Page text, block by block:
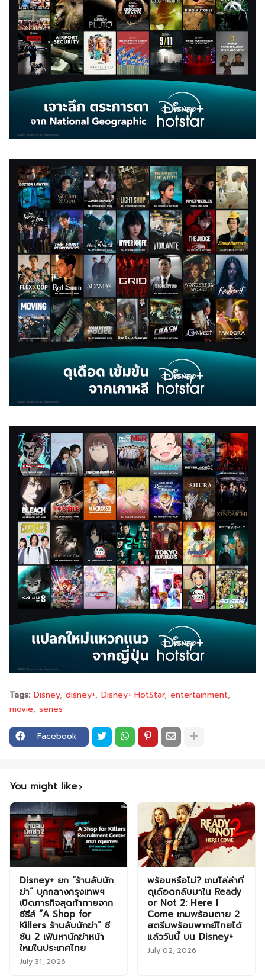
Tags: Disney disney+ Disney+ HotStar entertainment
movie series
Facebook
You might like
Disney+ ยก “ร้านลับนัก
ฆ่า” บุกกลางกรุงเทพฯ
เปิดภารกิจสุดท้าทายจาก
ซีรีส์ “A Shop for
Killers ร้านลับนักฆ่า” ซี
ซัน 2 เฟ้นหานักฆ่าหน้า
ใหม่ในประเทศไทย
July 31, 2026
พร้อมหรือไม่? เกมไล่ล่าที่
ดุเดือดกลับมาใน Ready
or Not 2: Here I
Come เกมพร้อมตาย 2
สตรีมพร้อมพากย์ไทยได้
แล้ววันนี้ บน Disney+
July 02, 2026